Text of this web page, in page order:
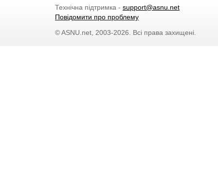
Технічна підтримка - support@asnu.net
Повідомити про проблему
© ASNU.net, 2003-2026. Всі права захищені.